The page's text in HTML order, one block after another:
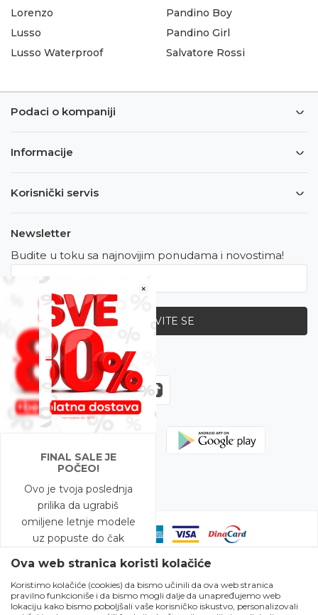
×
FINAL SALE JE
POČEO!
Ovo je tvoja poslednja
prilika da ugrabiš
omiljene letnje modele
uz popuste do čak
A to nije sve – na
modele snižene do
Lorenzo
Lusso
Lusso Waterproof
Pandino Boy
Pandino Girl
Salvatore Rossi
Podaci o kompaniji
Informacije
Korisnički servis
Newsletter
Budite u toku sa najnovijim ponudama i novostima!
PRIJAVITE SE
Zapratite nas
Nastojimo da budemo što precizniji u opisu proizvoda, prikazu slika i
samih cena, ali ne možemo garantovati da su sve informacije kompletne
Ova web stranica koristi kolačiće
Koristimo kolačiće (cookies) da bismo učinili da ova web stranica
pravilno funkcioniše i da bismo mogli dalje da unapređujemo web
lokaciju kako bismo poboljšali vaše korisničko iskustvo, personalizovali